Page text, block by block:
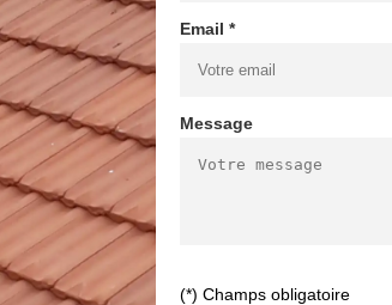
Email *
Message
(*) Champs obligatoire